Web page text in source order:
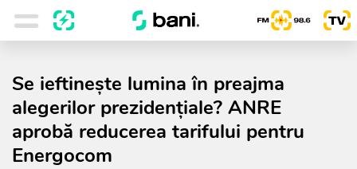
Se ieftinește lumina în preajma
alegerilor prezidențiale? ANRE
aprobă reducerea tarifului pentru
Energocom